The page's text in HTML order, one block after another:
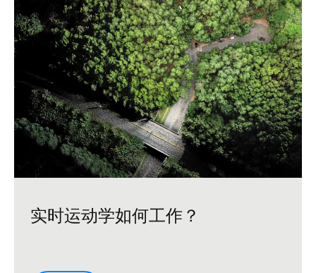
实时运动学如何工作？